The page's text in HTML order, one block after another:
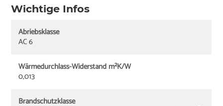
Wichtige Infos
Abriebsklasse
AC 6
Wärmedurchlass-Widerstand m²K/W
0,013
Brandschutzklasse